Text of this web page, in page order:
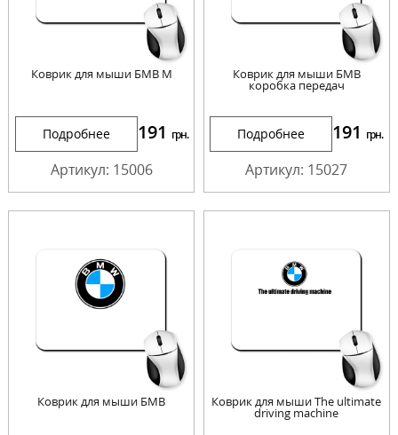
Коврик для мыши БМВ М
Подробнее 191 грн.
Артикул: 15006
Коврик для мыши БМВ
коробка передач
Подробнее 191 грн.
Артикул: 15027
Коврик для мыши БМВ Коврик для мыши The ultimate
driving machine